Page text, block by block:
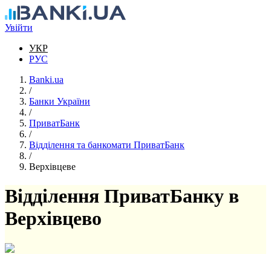
Перейти до основного вмісту
Увійти
УКР
РУС
Banki.ua
/
Банки України
/
ПриватБанк
/
Відділення та банкомати ПриватБанк
/
Верхівцеве
Відділення ПриватБанку в
Верхівцево